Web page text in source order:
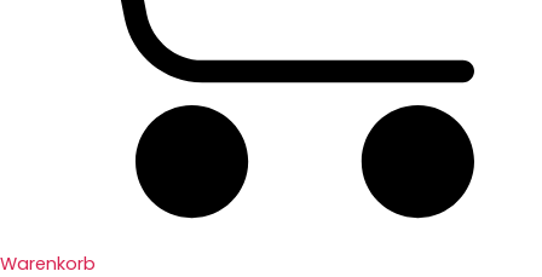
Warenkorb